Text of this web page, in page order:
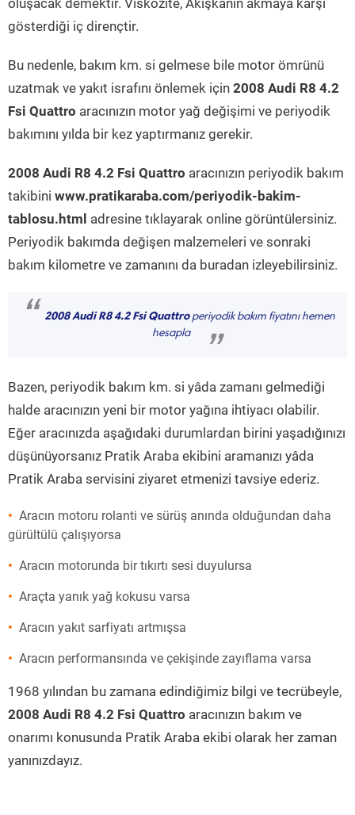
oluşacak demektir. Viskozite, Akışkanın akmaya karşı
gösterdiği iç dirençtir.
Bu nedenle, bakım km. si gelmese bile motor ömrünü
uzatmak ve yakıt israfını önlemek için 2008 Audi R8 4.2
Fsi Quattro aracınızın motor yağ değişimi ve periyodik
bakımını yılda bir kez yaptırmanız gerekir.
2008 Audi R8 4.2 Fsi Quattro aracınızın periyodik bakım
takibini www.pratikaraba.com/periyodik-bakim-
tablosu.html adresine tıklayarak online görüntülersiniz.
Periyodik bakımda değişen malzemeleri ve sonraki
bakım kilometre ve zamanını da buradan izleyebilirsiniz.
“ 2008 Audi R8 4.2 Fsi Quattroperiyodik bakım fiyatını hemen
hesapla
”
Bazen, periyodik bakım km. si yâda zamanı gelmediği
halde aracınızın yeni bir motor yağına ihtiyacı olabilir.
Eğer aracınızda aşağıdaki durumlardan birini yaşadığınızı
düşünüyorsanız Pratik Araba ekibini aramanızı yâda
Pratik Araba servisini ziyaret etmenizi tavsiye ederiz.
Aracın motoru rolanti ve sürüş anında olduğundan daha
gürültülü çalışıyorsa
Aracın motorunda bir tıkırtı sesi duyulursa
Araçta yanık yağ kokusu varsa
Aracın yakıt sarfiyatı artmışsa
Aracın performansında ve çekişinde zayıflama varsa
1968 yılından bu zamana edindiğimiz bilgi ve tecrübeyle,
2008 Audi R8 4.2 Fsi Quattro aracınızın bakım ve
onarımı konusunda Pratik Araba ekibi olarak her zaman
yanınızdayız.